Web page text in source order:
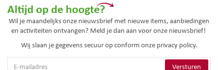
Altijd op de hoogte?
Wil je maandelijks onze nieuwsbrief met nieuwe items, aanbiedingen
en activiteiten ontvangen? Meld je dan aan voor onze nieuwsbrief!
Wij slaan je gegevens secuur op conform onze privacy policy.